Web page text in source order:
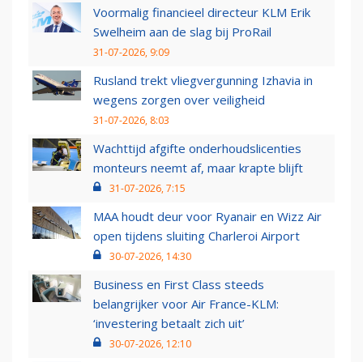
Voormalig financieel directeur KLM Erik
Swelheim aan de slag bij ProRail
31-07-2026, 9:09
Rusland trekt vliegvergunning Izhavia in
wegens zorgen over veiligheid
31-07-2026, 8:03
Wachttijd afgifte onderhoudslicenties
monteurs neemt af, maar krapte blijft
31-07-2026, 7:15
MAA houdt deur voor Ryanair en Wizz Air
open tijdens sluiting Charleroi Airport
30-07-2026, 14:30
Business en First Class steeds
belangrijker voor Air France-KLM:
‘investering betaalt zich uit’
30-07-2026, 12:10